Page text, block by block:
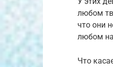
любом
что они
любом
Что